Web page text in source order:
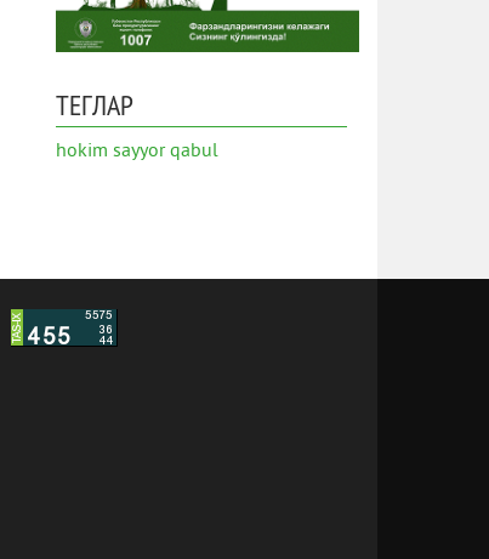
ТЕГЛАР
hokim sayyor qabul